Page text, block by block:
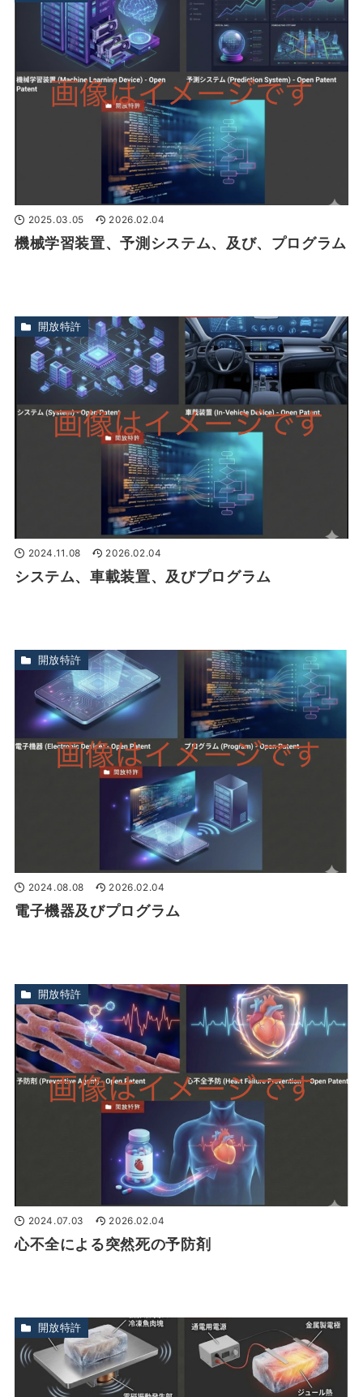
2025.03.05 2026.02.04
機械学習装置、予測システム、及び、プログラム
2024.11.08 2026.02.04
システム、車載装置、及びプログラム
開放特許
2024.08.08 2026.02.04
電子機器及びプログラム
開放特許
2024.07.03 2026.02.04
心不全による突然死の予防剤
開放特許
開放特許